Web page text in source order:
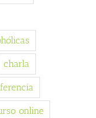
charla
online